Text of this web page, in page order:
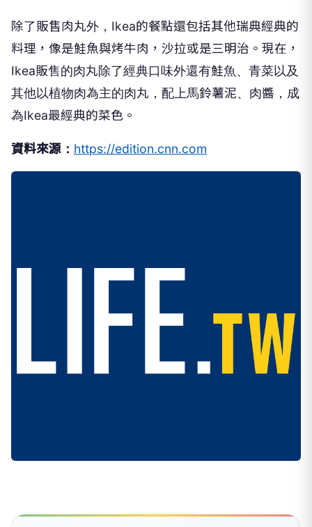
除了販售肉丸外，Ikea的餐點還包括其他瑞典經典的
料理，像是鮭魚與烤牛肉，沙拉或是三明治。現在，
Ikea販售的肉丸除了經典口味外還有鮭魚、青菜以及
其他以植物肉為主的肉丸，配上馬鈴薯泥、肉醬，成
為Ikea最經典的菜色。
資料來源： https://edition.cnn.com